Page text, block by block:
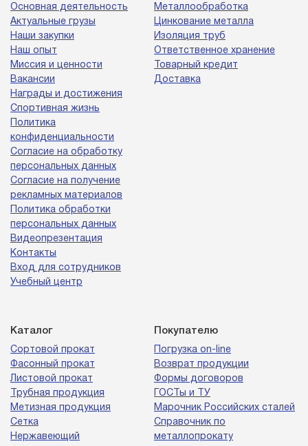
Основная деятельность
Актуальные грузы
Наши закупки
Наш опыт
Миссия и ценности
Вакансии
Награды и достижения
Спортивная жизнь
Политика
конфиденциальности
Согласие на обработку
персональных данных
Согласие на получение
рекламных материалов
Политика обработки
персональных данных
Видеопрезентация
Контакты
Вход для сотрудников
Учебный центр
Металлообработка
Цинкование металла
Изоляция труб
Ответственное хранение
Товарный кредит
Доставка
Каталог
Сортовой прокат
Фасонный прокат
Листовой прокат
Трубная продукция
Метизная продукция
Сетка
Нержавеющий
Покупателю
Погрузка on-line
Возврат продукции
Формы договоров
ГОСТы и ТУ
Марочник Российских сталей
Справочник по
металлопрокату